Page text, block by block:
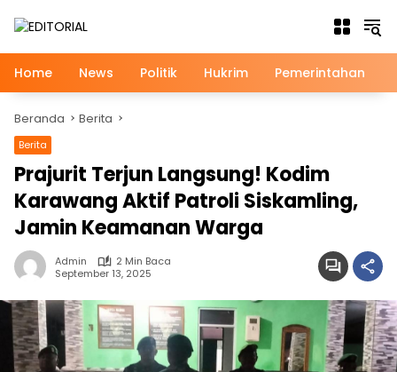
Home
News Politik Hukrim Pemerintahan
Beranda Berita
Berita
Prajurit Terjun Langsung! Kodim
Karawang Aktif Patroli Siskamling,
Jamin Keamanan Warga
Admin
2 Min Baca
September 13, 2025